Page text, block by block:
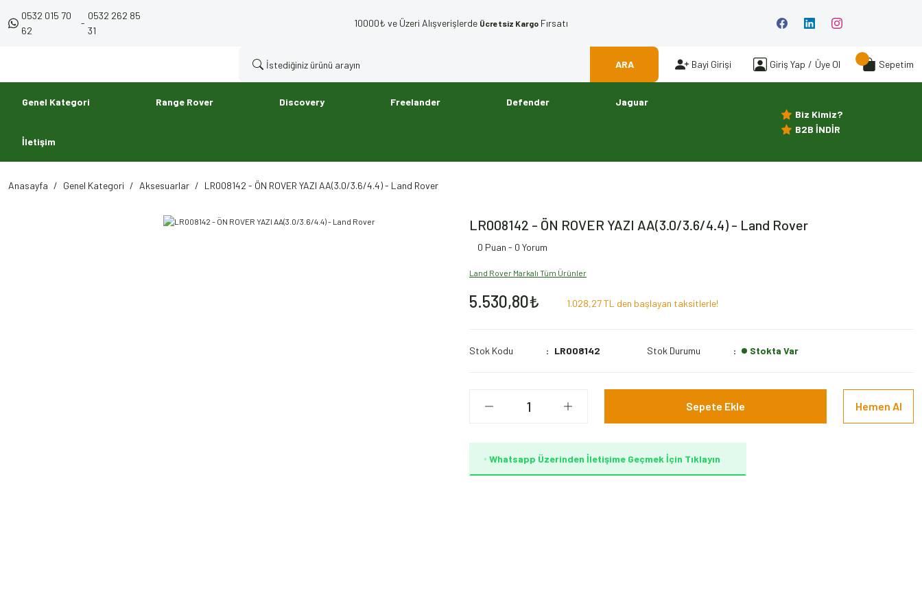
0532 015 70
62
-
0532 262 85
31
10000₺ ve Üzeri Alışverişlerde Ücretsiz Kargo Fırsatı
ARA Bayi Girişi Giriş Yap / Üye Ol Sepetim
Genel Kategori Range Rover Discovery Freelander Defender Jaguar
İletişim
Biz Kimiz?
B2B İNDİR
Anasayfa Genel Kategori Aksesuarlar LR008142 - ÖN ROVER YAZI AA(3.0/3.6/4.4) - Land Rover
LR008142 - ÖN ROVER YAZI AA(3.0/3.6/4.4) - Land Rover
0 Puan - 0 Yorum
Land Rover Markalı Tüm Ürünler
5.530,80₺ 1.028,27 TL den başlayan taksitlerle!
Stok Kodu LR008142 Stok Durumu Stokta Var
Sepete Ekle Hemen Al
Whatsapp Üzerinden İletişime Geçmek İçin Tıklayın